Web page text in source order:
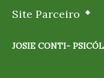
Site Parceiro
JOSIE CONTI-